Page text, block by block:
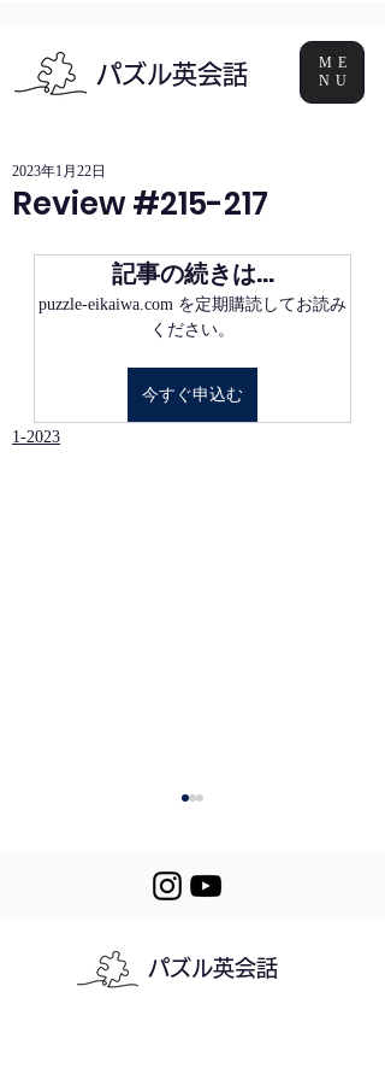
パズル英会話
ME
NU
Review #215-217
2023年1月22日
記事の続きは…
puzzle-eikaiwa.com を定期購読してお読み
ください。
今すぐ申込む
1-2023
Review #218-220
パズル英会話